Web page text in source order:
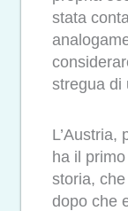
stata
stregua di
L’Austria,
ha il
storia,
dopo che